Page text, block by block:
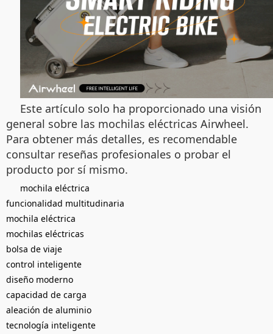
Este artículo solo ha proporcionado una visión
general sobre las mochilas eléctricas Airwheel.
Para obtener más detalles, es recomendable
consultar reseñas profesionales o probar el
producto por sí mismo.
mochila eléctrica
funcionalidad multitudinaria
mochila eléctrica
mochilas eléctricas
bolsa de viaje
control inteligente
diseño moderno
capacidad de carga
aleación de aluminio
tecnología inteligente